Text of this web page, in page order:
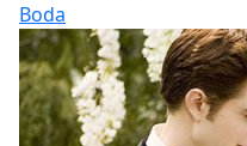
Boda